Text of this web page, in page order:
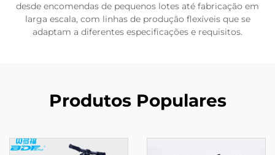
desde encomendas de pequenos lotes até fabricação em
larga escala, com linhas de produção flexíveis que se
adaptam a diferentes especificações e requisitos.
Produtos Populares